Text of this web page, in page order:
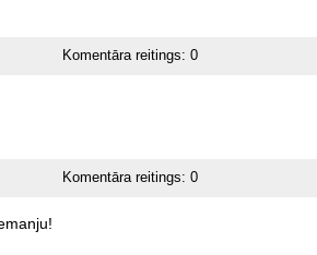
Komentāra reitings:0
Komentāra reitings:0